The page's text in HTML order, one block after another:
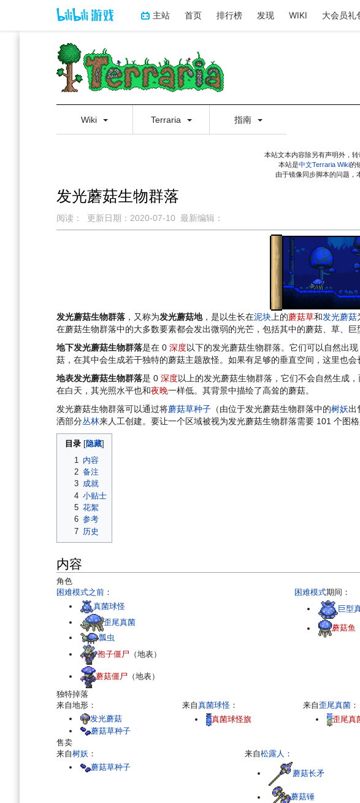
主站 首页 排行榜 发现 WIKI 大会员礼
Wiki Terraria 指南
本站文本内容除另有声明外，
本站是中文Terraria Wiki的
由于镜像同步脚本的问题，
发光蘑菇生物群落
阅读： 更新日期： 2020-07-10 最新编辑：
发光蘑菇生物群落 ，又称为发光蘑菇地，是以生长在泥块 上的蘑菇草和发光蘑菇
在蘑菇生物群落中的大多数要素都会发出微弱的光芒，包括其中的蘑菇、草、
地下发光蘑菇生物群落是在 0 深度以下的发光蘑菇生物群落。它们可以自然出
菇，在其中会生成若干独特的蘑菇主题敌怪。如果有足够的垂直空间，这里也
地表发光蘑菇生物群落是 0 深度以上的发光蘑菇生物群落，它们不会自然生成
在白天，其光照水平也和夜晚一样低。其背景中描绘了高耸的蘑菇。
发光蘑菇生物群落可以通过将蘑菇草种子 （由位于发光蘑菇生物群落中的树妖出
洒部分丛林来人工创建。要让一个区域被视为发光蘑菇生物群落需要 101 个图
目录
1
内容
2 备注
3 成就
4 小贴士
5 花絮
6 参考
7 历史
内容
角色
困难模式之前 ：
真菌球怪
歪尾真菌
瓢虫
孢子僵尸 （地表）
蘑菇僵尸 （地表）
困难模式期间：
巨型
蘑菇鱼
独特掉落
来自地形：
发光蘑菇
蘑菇草种子
来自真菌球怪：
真菌球怪旗
来自歪尾真菌：
歪尾真
售卖
来自树妖 ：
蘑菇草种子
来自松露人 ：
蘑菇长矛
蘑菇锤